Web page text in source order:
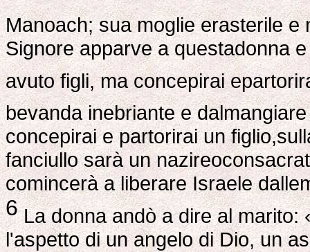
Manoach; sua moglie erasterile
Signore apparve a questadonna
avuto figli, ma concepirai
bevanda inebriante e
concepirai e partorirai un
fanciullo sarà un
comincerà a liberare Israele
6La donna andò a dire al marito:
l'aspetto di un angelo di Dio, un